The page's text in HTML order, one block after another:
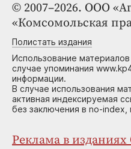
© 2007–2026. ООО
«Комсомольская
Полистать издания
Использование
случае упоминания
информации.
В случае использования
активная индексируемая
без заключения в no-index,
Реклама в